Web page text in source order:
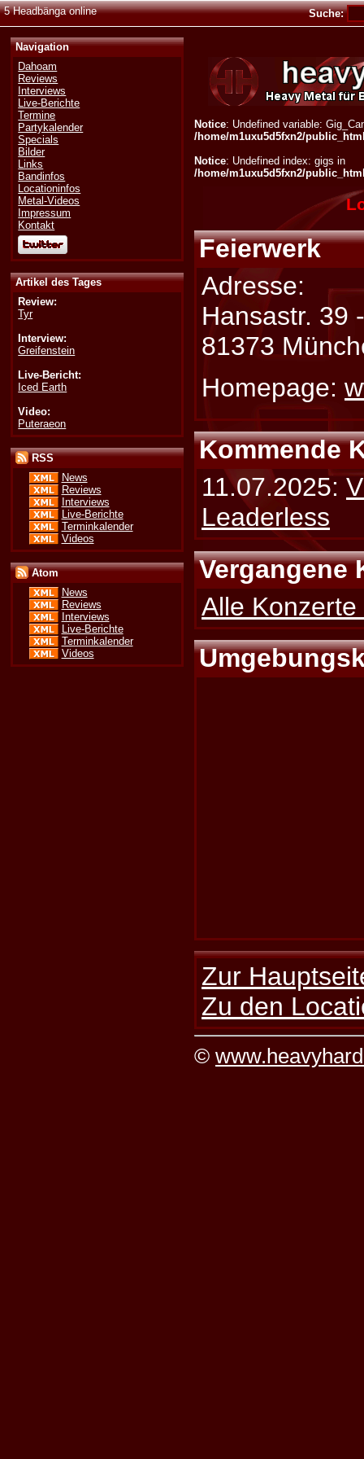
5 Headbänga online Suche:
Navigation
Dahoam
Reviews
Interviews
Live-Berichte
Termine
Partykalender
Specials
Bilder
Links
Bandinfos
Locationinfos
Metal-Videos
Impressum
Kontakt
Artikel des Tages
Review:
Tyr
Interview:
Greifenstein
Live-Bericht:
Iced Earth
Video:
Puteraeon
RSS
News
Reviews
Interviews
Live-Berichte
Terminkalender
Videos
Atom
News
Reviews
Interviews
Live-Berichte
Terminkalender
Videos
Notice: Undefined variable:
/home/m1uxu5d5fxn2/
Notice: Undefined index: gigs in
/home/m1uxu5d5fxn2/
Feierwerk
Adresse:
Hansastr. 39
81373
Homepage:
Kommende
11.07.2025:
Leaderless
Vergangene
Alle
Zur
Zu den
©